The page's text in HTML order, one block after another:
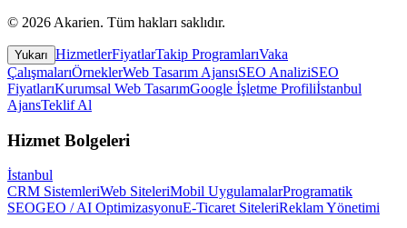
© 2026 Akarien. Tüm hakları saklıdır.
Yukarı HizmetlerFiyatlarTakip ProgramlarıVaka
ÇalışmalarıÖrneklerWeb Tasarım AjansıSEO AnaliziSEO
FiyatlarıKurumsal Web TasarımGoogle İşletme Profiliİstanbul
AjansTeklif Al
Hizmet Bolgeleri
İstanbul
CRM SistemleriWeb SiteleriMobil UygulamalarProgramatik
SEOGEO / AI OptimizasyonuE-Ticaret SiteleriReklam Yönetimi